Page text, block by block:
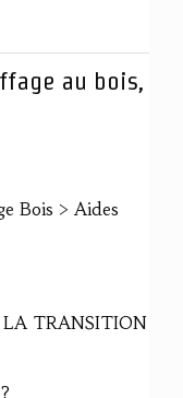
au bois,
Bois > Aides
TRANSITION